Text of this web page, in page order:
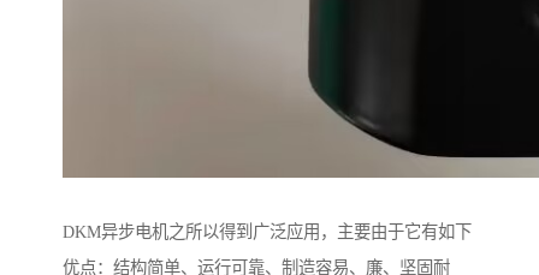
DKM异步电机之所以得到广泛应用，主要由于它有如下
优点：结构简单、运行可靠、制造容易、廉、坚固耐